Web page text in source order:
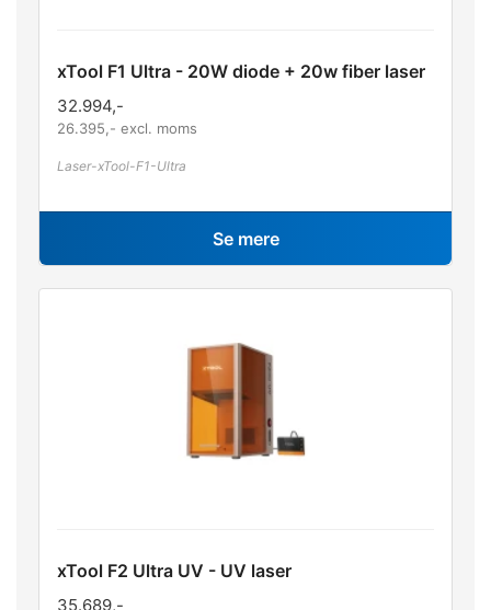
xTool F1 Ultra - 20W diode + 20w fiber laser
32.994,-
26.395 ,- excl. moms
Laser-xTool-F1-Ultra
Se mere
xTool F2 Ultra UV - UV laser
35.689,-